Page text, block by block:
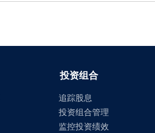
投资组合
追踪股息
投资组合管理
监控投资绩效